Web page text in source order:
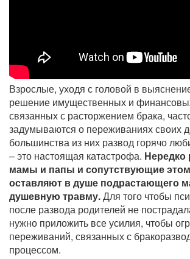
Взрослые, уходя с головой в
решение имущественных и
связанных с расторжением брака,
задумываются о переживаниях своих
большинства из них развод горячо
– это настоящая катастрофа. Нередко
мамы и папы и сопутствующие
оставляют в душе подрастающего
душевную травму.Для того чтобы
после развода родителей не
нужно приложить все усилия, чтобы
переживаний, связанных с
процессом.